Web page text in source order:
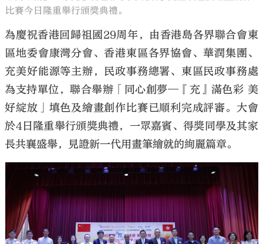
比賽今日隆重舉行頒獎典禮。
為慶祝香港回歸祖國29周年，由香港島各界聯合會東
區地委會康灣分會、香港東區各界協會、華潤集團、
充美好能源等主辦，民政事務總署、東區民政事務處
為支持單位，聯合舉辦「同心創夢—『充』滿色彩 美
好綻放」填色及繪畫創作比賽已順利完成評審。大會
於4日隆重舉行頒獎典禮，一眾嘉賓、得獎同學及其家
長共襄盛舉，見證新一代用畫筆繪就的絢麗篇章。